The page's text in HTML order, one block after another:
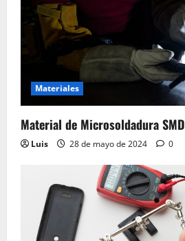
Materiales
Material de Microsoldadura SMD
Luis 28 de mayo de 2024 0